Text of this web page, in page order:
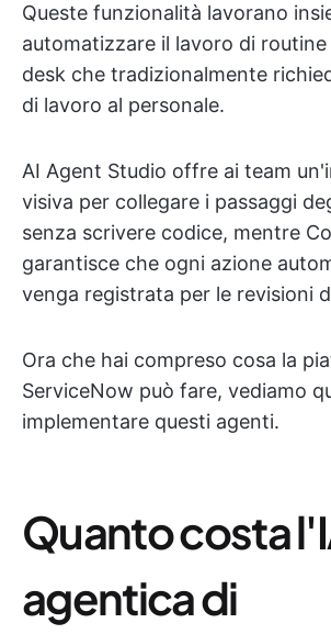
Queste funzionalità lavorano
automatizzare il lavoro di routine
desk che tradizionalmente
di lavoro al personale.
AI Agent Studio offre ai team
visiva per collegare i passaggi
senza scrivere codice, mentre
garantisce che ogni azione
venga registrata per le revisioni
Ora che hai compreso cosa la
ServiceNow può fare, vediamo
implementare questi agenti.
Quanto costa
agentica di